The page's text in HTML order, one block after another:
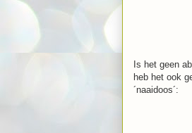
Is het geen
heb het ook
´naaidoos´: